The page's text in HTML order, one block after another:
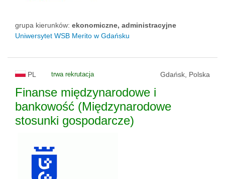
grupa kierunków: ekonomiczne, administracyjne
Uniwersytet WSB Merito w Gdańsku
PL trwa rekrutacja Gdańsk, Polska
Finanse międzynarodowe i
bankowość (Międzynarodowe
stosunki gospodarcze)